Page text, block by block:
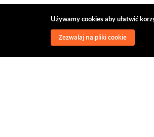
Używamy cookies aby ułatwić
Zezwalaj na pliki cookie